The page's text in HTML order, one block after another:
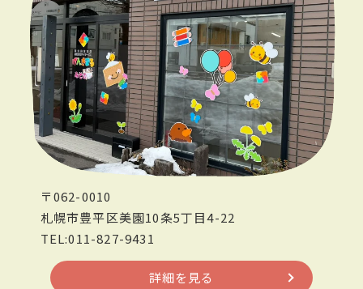
〒062-0010
札幌市豊平区美園10条5丁目4-22
TEL:011-827-9431
詳細を見る